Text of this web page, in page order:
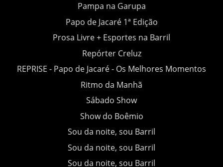
Pampa na Garupa
Papo de Jacaré 1ª Edição
Prosa Livre + Esportes na Barril
Repórter Creluz
REPRISE - Papo de Jacaré - Os Melhores Momentos
Ritmo da Manhã
Sábado Show
Show do Boêmio
Sou da noite, sou Barril
Sou da noite, sou Barril
Sou da noite, sou Barril